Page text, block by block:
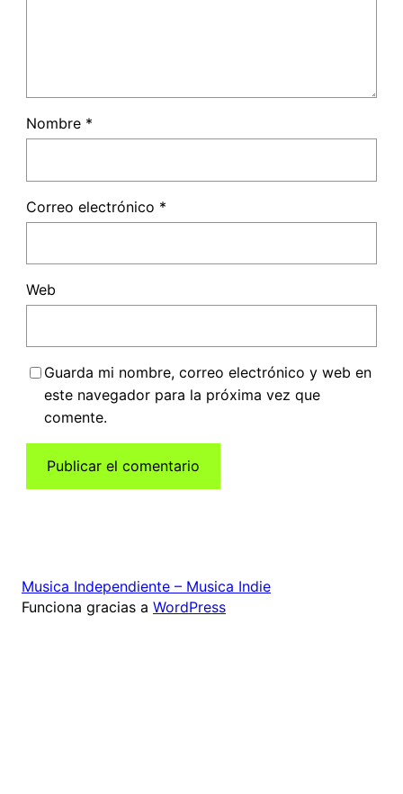
Nombre *
Correo electrónico *
Web
Guarda mi nombre, correo electrónico y web en
este navegador para la próxima vez que
comente.
Musica Independiente – Musica Indie
Funciona gracias a WordPress